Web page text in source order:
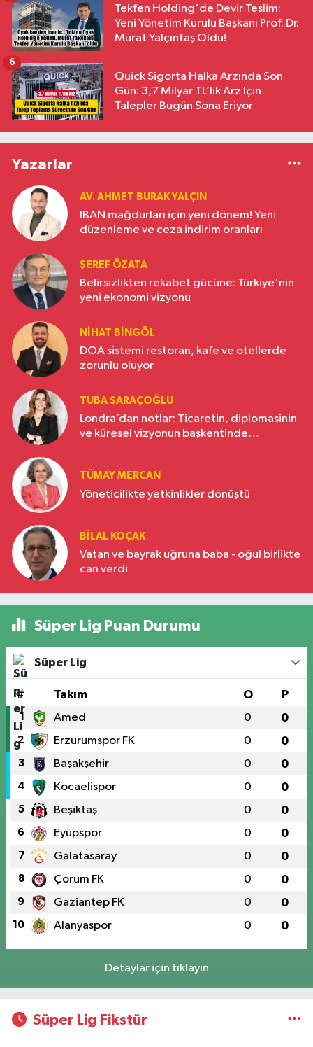
Tekfen Holding'de Devir Teslim:
Yeni Yönetim Kurulu Başkanı Prof. Dr.
Murat Yalçıntaş Oldu!
Quick Sigorta Halka Arzında Son
Gün: 3,7 Milyar TL’lik Arz İçin
Talepler Bugün Sona Eriyor
6
Yazarlar
AV. AHMET BURAK YALÇIN
IBAN mağdurları için yeni dönem! Yeni
düzenleme ve ceza indirim oranları
ŞEREF ÖZATA
Belirsizlikten rekabet gücüne: Türkiye'nin
yeni ekonomi vizyonu
NIHAT BINGÖL
DOA sistemi restoran, kafe ve otellerde
zorunlu oluyor
TUBA SARAÇOĞLU
Londra’dan notlar: Ticaretin, diplomasinin
ve küresel vizyonun başkentinde
TÜMAY MERCAN
Yöneticilikte yetkinlikler dönüştü
BILAL KOÇAK
Vatan ve bayrak uğruna baba - oğul birlikte
can verdi
Süper Lig Puan Durumu
Süper Lig
# Takım O P
1 Amed 0 0
2 Erzurumspor FK 0 0
3 Başakşehir 0 0
4 Kocaelispor 0 0
5 Beşiktaş 0 0
6 Eyüpspor 0 0
7 Galatasaray 0 0
8 Çorum FK 0 0
9 Gaziantep FK 0 0
10 Alanyaspor 0 0
Detaylar için tıklayın
Süper Lig Fikstür